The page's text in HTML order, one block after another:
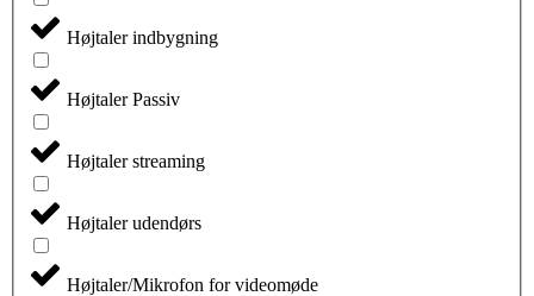
Højtaler indbygning
Højtaler Passiv
Højtaler streaming
Højtaler udendørs
Højtaler/Mikrofon for videomøde